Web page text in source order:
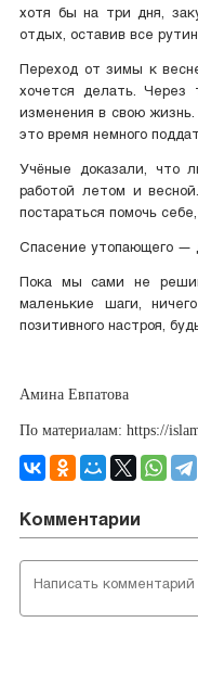
хотя бы на три дня,
отдых, оставив все
Переход от зимы к
хочется делать. Через
изменения в свою
это время немного
Учёные доказали, что
работой летом и
постараться помочь
Спасение утопающего —
Пока мы сами не
маленькие шаги,
позитивного настроя,
Амина Евпатова
По материалам: https://
Комментарии